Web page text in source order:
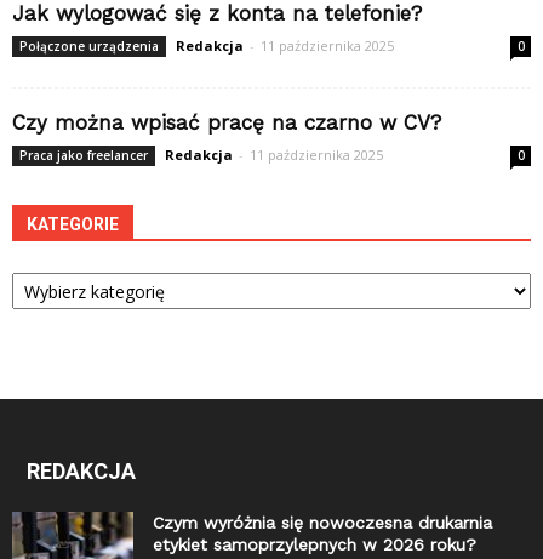
Jak wylogować się z konta na telefonie?
Połączone urządzenia Redakcja - 11 października 2025 0
Czy można wpisać pracę na czarno w CV?
Praca jako freelancer Redakcja - 11 października 2025 0
KATEGORIE
Kategorie
REDAKCJA
Czym wyróżnia się nowoczesna drukarnia
etykiet samoprzylepnych w 2026 roku?